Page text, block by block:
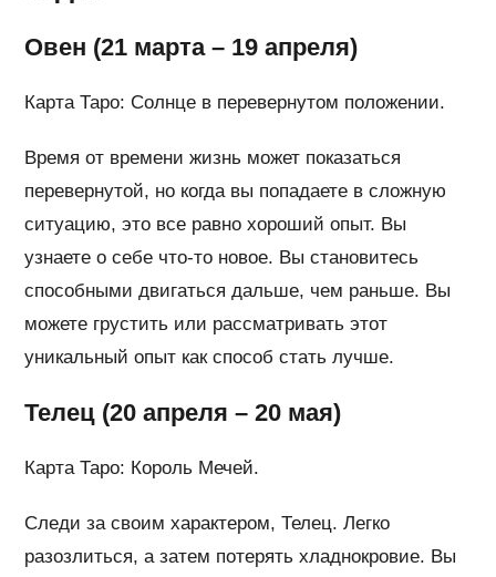
Овен (21 марта – 19 апреля)
Карта Таро: Солнце в перевернутом положении.
Время от времени жизнь может показаться
перевернутой, но когда вы попадаете в сложную
ситуацию, это все равно хороший опыт. Вы
узнаете о себе что-то новое. Вы становитесь
способными двигаться дальше, чем раньше. Вы
можете грустить или рассматривать этот
уникальный опыт как способ стать лучше.
Телец (20 апреля – 20 мая)
Карта Таро: Король Мечей.
Следи за своим характером, Телец. Легко
разозлиться, а затем потерять хладнокровие. Вы